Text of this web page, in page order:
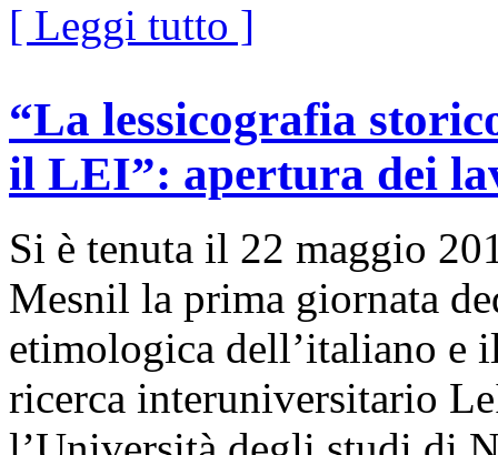
[ Leggi tutto ]
“La lessicografia
il LEI”: apertura dei
Si è tenuta il 22 maggio
Mesnil la prima giornata
etimologica dell’italiano e
ricerca interuniversitario